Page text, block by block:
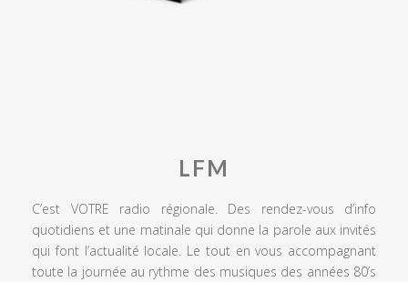
LFM
C’est VOTRE radio régionale. Des rendez-vous d’info
quotidiens et une matinale qui donne la parole aux invités
qui font l’actualité locale. Le tout en vous accompagnant
toute la journée au rythme des musiques des années 80’s